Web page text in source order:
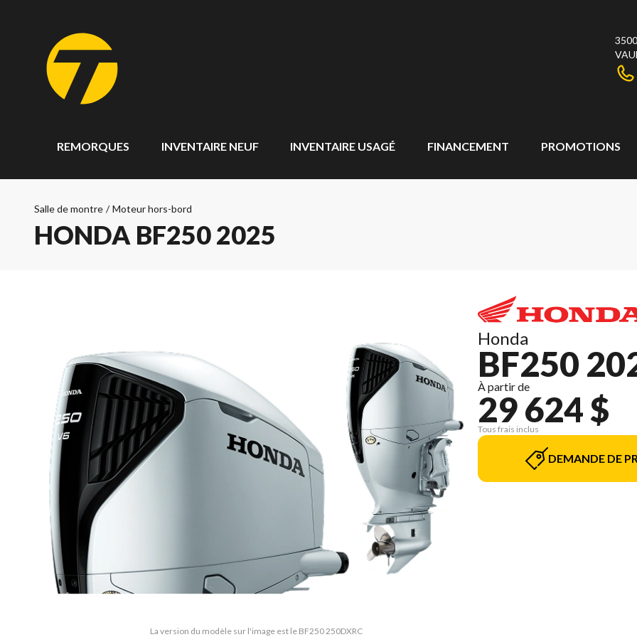
REMORQUES INVENTAIRE NEUF INVENTAIRE USAGÉ FINANCEMENT PROMOTIONS
Salle de montre / Moteur hors-bord
HONDA BF250 2025
La version du modèle sur l'image est le BF250 250DXRC
Honda
BF250
À partir de
29 624 $
Tous frais inclus
DEMANDE DE